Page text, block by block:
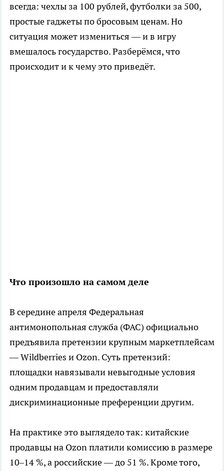
всегда: чехлы за 100 рублей, футболки за 500,
простые гаджеты по бросовым ценам. Но
ситуация может измениться — и в игру
вмешалось государство. Разберёмся, что
происходит и к чему это приведёт.
Что произошло на самом деле
В середине апреля Федеральная
антимонопольная служба (ФАС) официально
предъявила претензии крупным маркетплейсам
— Wildberries и Ozon. Суть претензий:
площадки навязывали невыгодные условия
одним продавцам и предоставляли
дискриминационные преференции другим.
На практике это выглядело так: китайские
продавцы на Ozon платили комиссию в размере
10–14 %, а российские — до 51 %. Кроме того,